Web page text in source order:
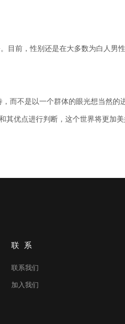
前，性别还是在大多数为白人男
不是以一个群体的眼光想当然的
其优点进行判断，这个世界将更加美
联系
联系我们
加入我们